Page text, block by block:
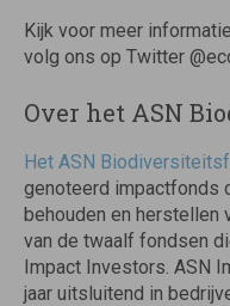
Kijk voor meer
volg ons op Twitter
Over het ASN
Het ASN
genoteerd impactfonds
behouden en herstellen
van de twaalf fondsen
Impact Investors. ASN
jaar uitsluitend in